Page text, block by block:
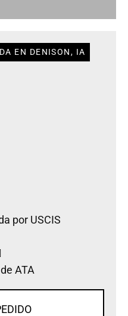
EN DENISON, IA
por USCIS
ATA